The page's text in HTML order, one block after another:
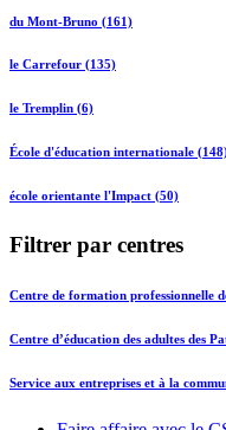
du Mont-Bruno (161)
le Carrefour (135)
le Tremplin (6)
École d'éducation internationale
école orientante l'Impact (50)
Filtrer par centres
Centre de formation professionnelle
Centre d’éducation des adultes des
Service aux entreprises et à la